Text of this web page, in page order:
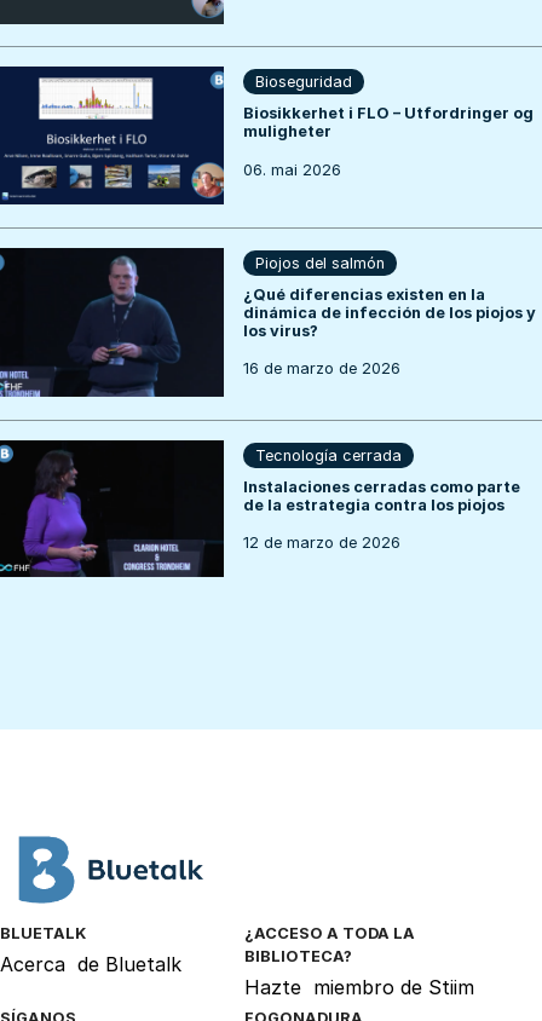
Bioseguridad
Biosikkerhet i FLO – Utfordringer og
muligheter
06. mai 2026
Piojos del salmón
¿Qué diferencias existen en la
dinámica de infección de los piojos y
los virus?
16 de marzo de 2026
Tecnología cerrada
Instalaciones cerradas como parte
de la estrategia contra los piojos
12 de marzo de 2026
BLUETALK
Acerca de Bluetalk
¿ACCESO A TODA LA
BIBLIOTECA?
Hazte miembro de Stiim